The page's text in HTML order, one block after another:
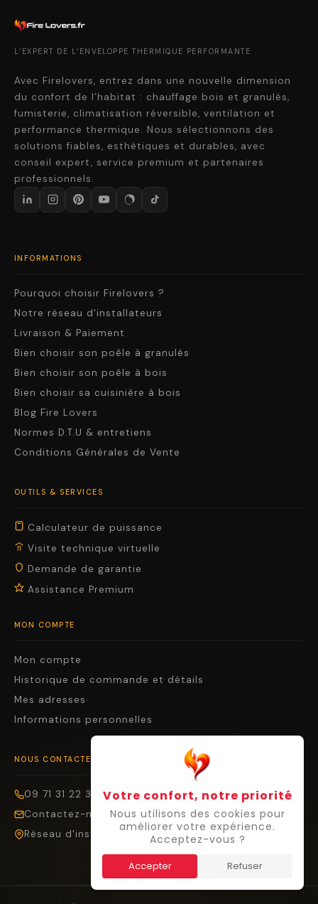
L’EXPERT DE L’ENVELOPPE THERMIQUE PERFORMANTE
Avec Firelovers, entrez dans une nouvelle dimension
du confort de l’habitat : chauffage bois et granulés,
fumisterie, climatisation réversible, ventilation et
performance thermique. Nous sélectionnons des
solutions fiables, esthétiques et durables, avec
conseil expert, service premium et partenaires
professionnels.
INFORMATIONS
Pourquoi choisir Firelovers ?
Notre réseau d'installateurs
Livraison & Paiement
Bien choisir son poêle à granulés
Bien choisir son poêle à bois
Bien choisir sa cuisinière à bois
Blog Fire Lovers
Normes D.T.U & entretiens
Conditions Générales de Vente
OUTILS & SERVICES
Calculateur de puissance
Visite technique virtuelle
Demande de garantie
Assistance Premium
MON COMPTE
Mon compte
Historique de commande et détails
Mes adresses
Informations personnelles
NOUS CONTACTER
09 71 31 22 36
Contactez-nous
Réseau d'installateurs
Votre confort, notre priorité
Nous utilisons des cookies pour
améliorer votre expérience.
Acceptez-vous ?
Accepter Refuser